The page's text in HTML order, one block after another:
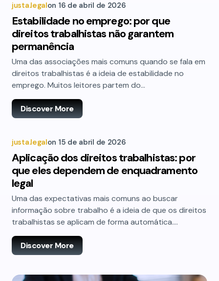
justa.legalon 16 de abril de 2026
Estabilidade no emprego: por que
direitos trabalhistas não garantem
permanência
Uma das associações mais comuns quando se fala em
direitos trabalhistas é a ideia de estabilidade no
emprego. Muitos leitores partem do…
Discover More
justa.legalon 15 de abril de 2026
Aplicação dos direitos trabalhistas: por
que eles dependem de enquadramento
legal
Uma das expectativas mais comuns ao buscar
informação sobre trabalho é a ideia de que os direitos
trabalhistas se aplicam de forma automática.…
Discover More